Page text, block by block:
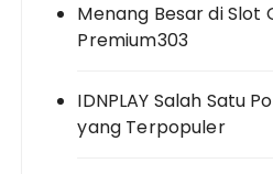
Menang Besar di Slot
Premium303
IDNPLAY Salah Satu
yang Terpopuler